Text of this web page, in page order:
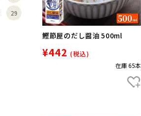
鰹節屋のだし醤油 500ml
¥442 (税込)
在庫 65本
29